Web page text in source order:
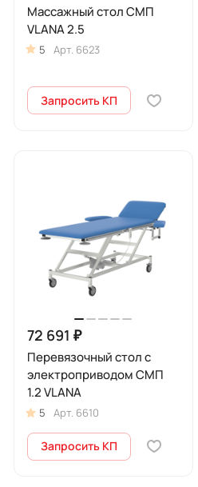
Массажный стол СМП
VLANA 2.5
5 Арт. 6623
Запросить КП
72 691 ₽
Перевязочный стол с
электроприводом СМП
1.2 VLANA
5 Арт. 6610
Запросить КП